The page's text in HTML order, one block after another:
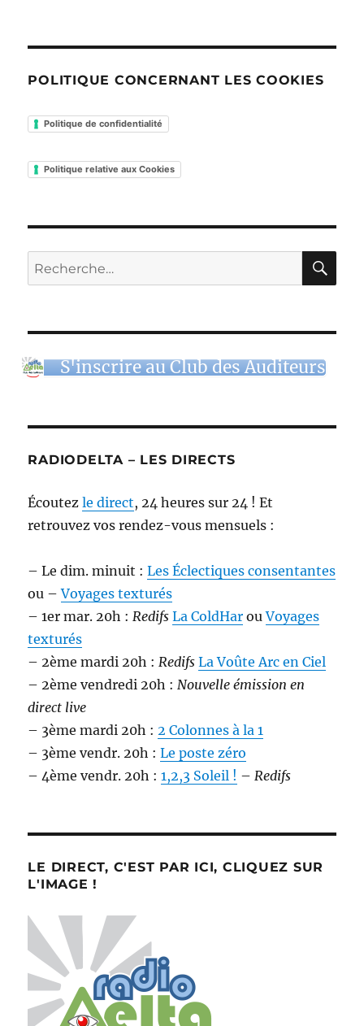
POLITIQUE CONCERNANT LES COOKIES
Politique de confidentialité
Politique relative aux Cookies
Recherche
pour :
S'inscrire au Club des Auditeurs
RADIODELTA – LES DIRECTS
Écoutezle direct, 24 heures sur 24 ! Et
retrouvez vos rendez-vous mensuels :
– Le dim. minuit :Les Éclectiques consentantes
ou –Voyages texturés
– 1er mar. 20h : Redifs La ColdHar ouVoyages
texturés
– 2ème mardi 20h : Redifs La Voûte Arc en Ciel
– 2ème vendredi 20h : Nouvelle émission en
direct live
– 3ème mardi 20h : 2 Colonnes à la 1
– 3ème vendr. 20h :Le poste zéro
– 4ème vendr. 20h :1,2,3 Soleil ! – Redifs
LE DIRECT, C'EST PAR ICI, CLIQUEZ SUR
L'IMAGE !